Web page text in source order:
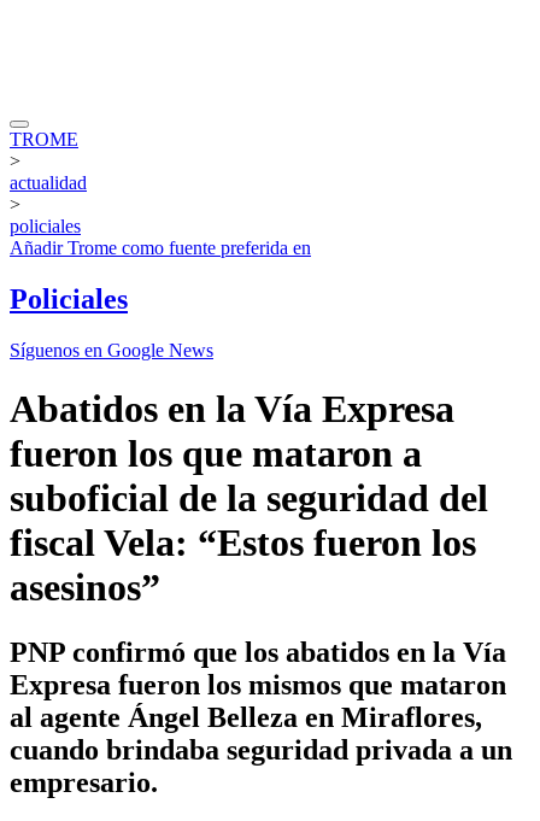
TROME
>
actualidad
>
policiales
AñadirTrome como fuente preferida en
Policiales
Síguenos en Google News
Abatidos en la Vía Expresa
fueron los que mataron a
suboficial de la seguridad del
fiscal Vela: “Estos fueron los
asesinos”
PNP confirmó que los abatidos en la Vía
Expresa fueron los mismos que mataron
al agente Ángel Belleza en Miraflores,
cuando brindaba seguridad privada a un
empresario.